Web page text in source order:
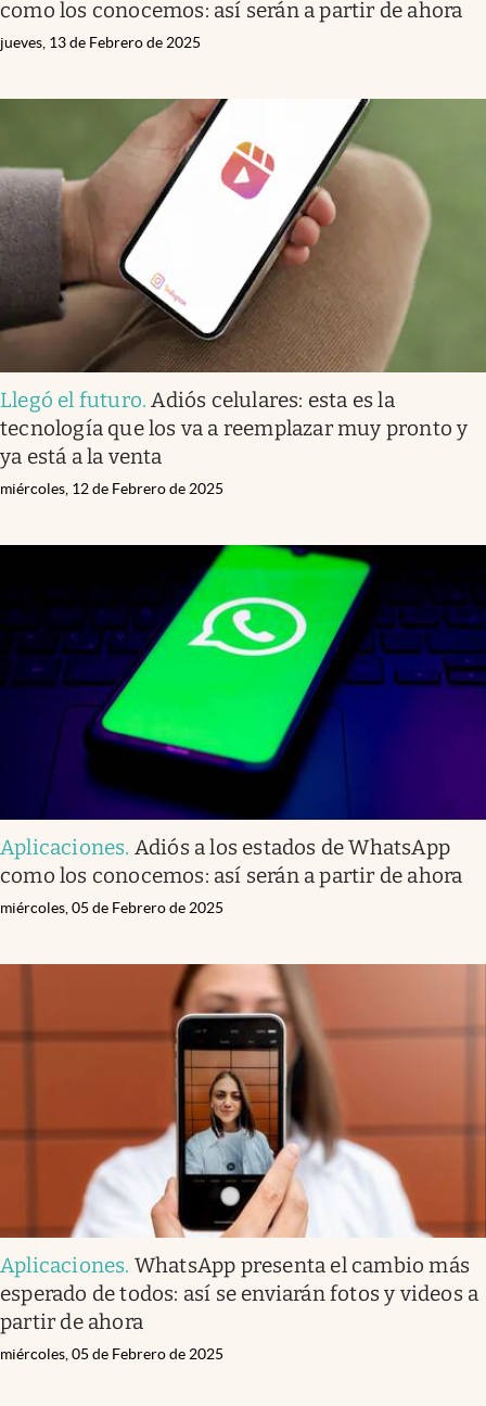
como los conocemos: así serán a partir de ahora
jueves, 13 de Febrero de 2025
Llegó el futuro.Adiós celulares: esta es la
tecnología que los va a reemplazar muy pronto y
ya está a la venta
miércoles, 12 de Febrero de 2025
Aplicaciones. Adiós a los estados de WhatsApp
como los conocemos: así serán a partir de ahora
miércoles, 05 de Febrero de 2025
Aplicaciones. WhatsApp presenta el cambio más
esperado de todos: así se enviarán fotos y videos a
partir de ahora
miércoles, 05 de Febrero de 2025